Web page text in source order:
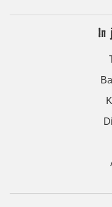
In